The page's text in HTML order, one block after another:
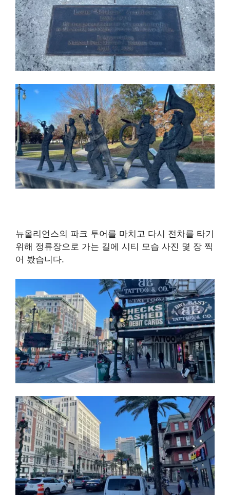
뉴올리언스의 파크 투어를 마치고 다시 전차를 타기
위해 정류장으로 가는 길에 시티 모습 사진 몇 장 찍
어 봤습니다.